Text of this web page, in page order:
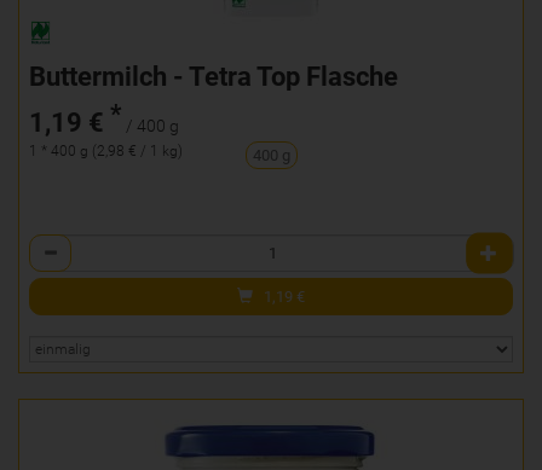
Buttermilch - Tetra Top Flasche
1,19 € * / 400 g
1 * 400 g (2,98 € / 1 kg) 400 g
Anzahl
1,19 €